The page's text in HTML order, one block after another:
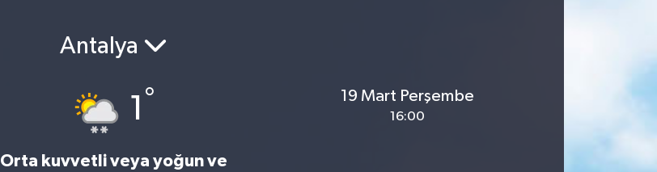
Antalya
1 °
Orta kuvvetli veya yoğun ve
19 Mart Perşembe
16:00